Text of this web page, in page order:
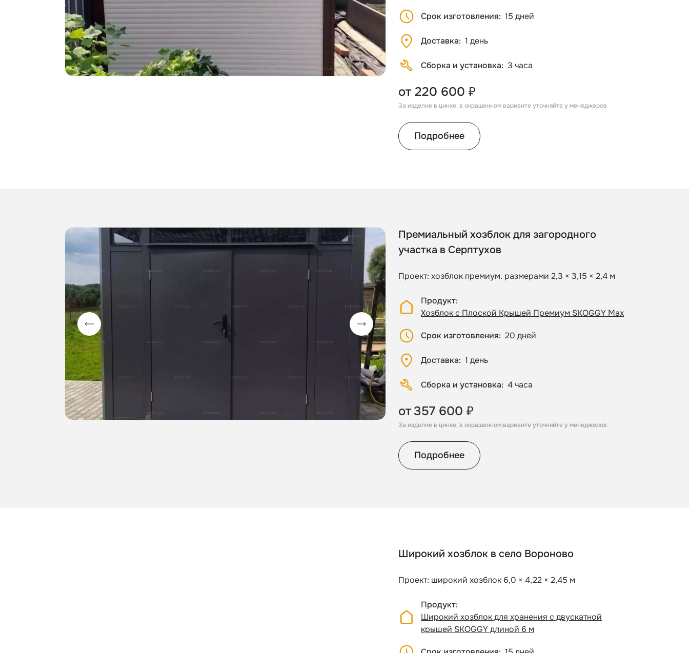
Срок изготовления 15 дней
Доставка 1 день
Сборка и установка 3 часа
от 220 600 ₽
За изделие в цинке, в окрашенном варианте уточняйте у менеджеров
Подробнее
Премиальный хозблок для загородного
участка в Серптухов
Проект: хозблок премиум. размерами 2,3 × 3,15 × 2,4 м
Продукт
Хозблок с Плоской Крышей Премиум SKOGGY Max
Срок изготовления 20 дней
Доставка 1 день
Сборка и установка 4 часа
от357 600 ₽
За изделие в цинке, в окрашенном варианте уточняйте у менеджеров
Подробнее
Широкий хозблок в село Вороново
Проект: широкий хозблок 6,0 × 4,22 × 2,45 м
Продукт
Широкий хозблок для хранения с двускатной
крышей SKOGGY длиной 6 м